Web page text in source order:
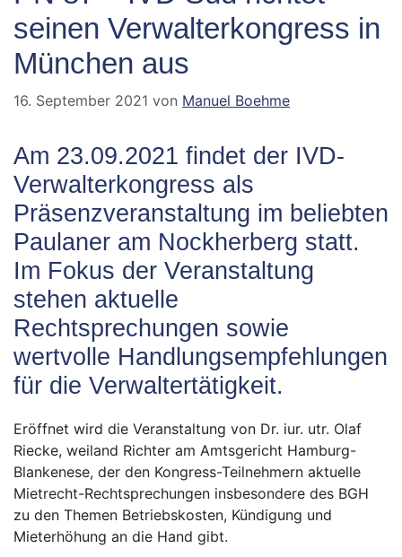
seinen Verwalterkongress in
München aus
16. September 2021 von Manuel Boehme
Am 23.09.2021 findet der IVD-
Verwalterkongress als
Präsenzveranstaltung im beliebten
Paulaner am Nockherberg statt.
Im Fokus der Veranstaltung
stehen aktuelle
Rechtsprechungen sowie
wertvolle Handlungsempfehlungen
für die Verwaltertätigkeit.
Eröffnet wird die Veranstaltung von Dr. iur. utr. Olaf
Riecke, weiland Richter am Amtsgericht Hamburg-
Blankenese, der den Kongress-Teilnehmern aktuelle
Mietrecht-Rechtsprechungen insbesondere des BGH
zu den Themen Betriebskosten, Kündigung und
Mieterhöhung an die Hand gibt.